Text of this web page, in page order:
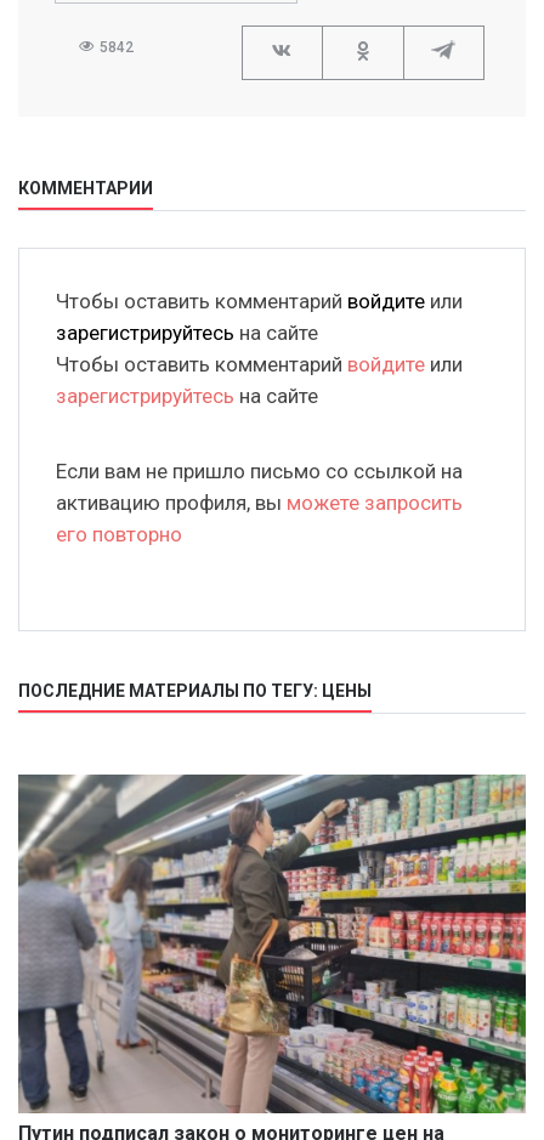
5842
КОММЕНТАРИИ
Чтобы оставить комментарий войдите или
зарегистрируйтесь на сайте
Чтобы оставить комментарий войдите или
зарегистрируйтесь на сайте
Если вам не пришло письмо со ссылкой на
активацию профиля, вы можете запросить
его повторно
ПОСЛЕДНИЕ МАТЕРИАЛЫ ПО ТЕГУ: ЦЕНЫ
Путин подписал закон о мониторинге цен на